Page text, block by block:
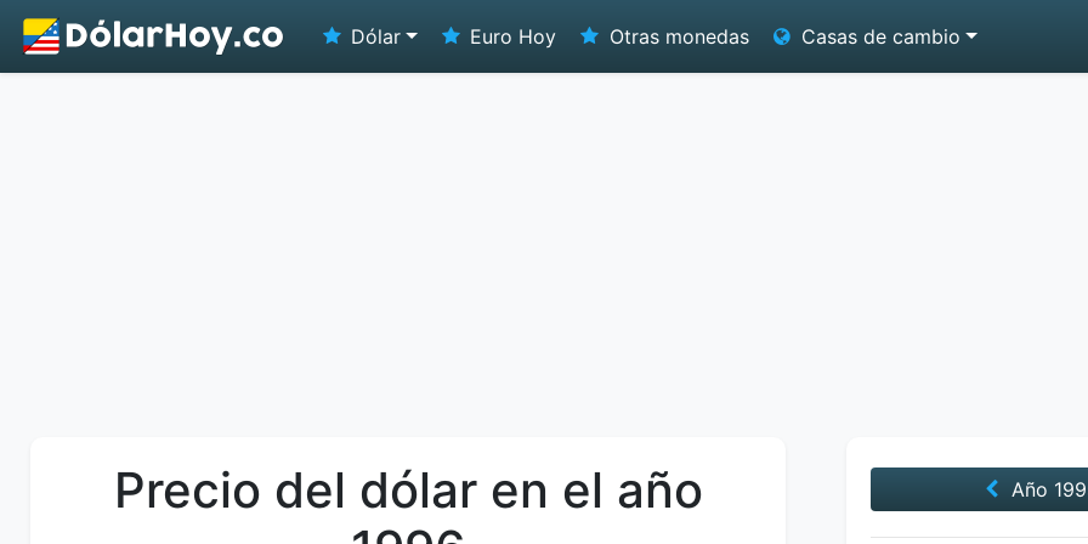
Dólar Euro Hoy Otras monedas Casas de cambio
Precio del dólar en el año
Año